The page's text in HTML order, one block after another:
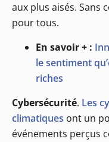
aux plus aisés. Sans
pour tous.
En savoir + :
le sentiment
riches
Cybersécurité. Les
climatiques ont un
événements perçus